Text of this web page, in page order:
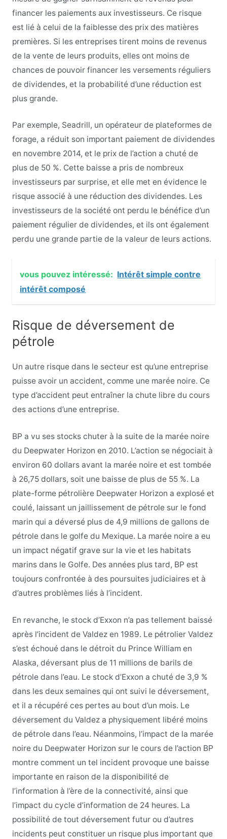
financer les paiements aux investisseurs. Ce risque
est lié à celui de la faiblesse des prix des matières
premières. Si les entreprises tirent moins de revenus
de la vente de leurs produits, elles ont moins de
chances de pouvoir financer les versements réguliers
de dividendes, et la probabilité d’une réduction est
plus grande.
Par exemple, Seadrill, un opérateur de plateformes de
forage, a réduit son important paiement de dividendes
en novembre 2014, et le prix de l’action a chuté de
plus de 50 %. Cette baisse a pris de nombreux
investisseurs par surprise, et elle met en évidence le
risque associé à une réduction des dividendes. Les
investisseurs de la société ont perdu le bénéfice d’un
paiement régulier de dividendes, et ils ont également
perdu une grande partie de la valeur de leurs actions.
vous pouvez intéressé: Intérêt simple contre
intérêt composé
Risque de déversement de
pétrole
Un autre risque dans le secteur est qu’une entreprise
puisse avoir un accident, comme une marée noire. Ce
type d’accident peut entraîner la chute libre du cours
des actions d’une entreprise.
BP a vu ses stocks chuter à la suite de la marée noire
du Deepwater Horizon en 2010. L’action se négociait à
environ 60 dollars avant la marée noire et est tombée
à 26,75 dollars, soit une baisse de plus de 55 %. La
plate-forme pétrolière Deepwater Horizon a explosé et
coulé, laissant un jaillissement de pétrole sur le fond
marin qui a déversé plus de 4,9 millions de gallons de
pétrole dans le golfe du Mexique. La marée noire a eu
un impact négatif grave sur la vie et les habitats
marins dans le Golfe. Des années plus tard, BP est
toujours confrontée à des poursuites judiciaires et à
d’autres problèmes liés à l’incident.
En revanche, le stock d’Exxon n’a pas tellement baissé
après l’incident de Valdez en 1989. Le pétrolier Valdez
s’est échoué dans le détroit du Prince William en
Alaska, déversant plus de 11 millions de barils de
pétrole dans l’eau. Le stock d’Exxon a chuté de 3,9 %
dans les deux semaines qui ont suivi le déversement,
et il a récupéré ces pertes au bout d’un mois. Le
déversement du Valdez a physiquement libéré moins
de pétrole dans l’eau. Néanmoins, l’impact de la marée
noire du Deepwater Horizon sur le cours de l’action BP
montre comment un tel incident provoque une baisse
importante en raison de la disponibilité de
l’information à l’ère de la connectivité, ainsi que
l’impact du cycle d’information de 24 heures. La
possibilité de tout déversement futur ou d’autres
incidents peut constituer un risque plus important que